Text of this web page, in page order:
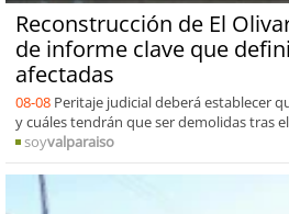
Reconstrucción de El
de informe clave que
afectadas
08-08 Peritaje judicial deberá establecer
y cuáles tendrán que ser demolidas tras
soyvalparaiso